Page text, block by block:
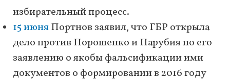
избирательный процесс.
15 июняПортнов заявил, что ГБР открыла
дело против Порошенко и Парубия по его
заявлению о якобы фальсификации ими
документов о формировании в 2016 году